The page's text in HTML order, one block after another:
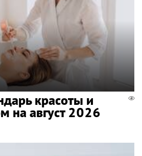
красоты и
на август 2026